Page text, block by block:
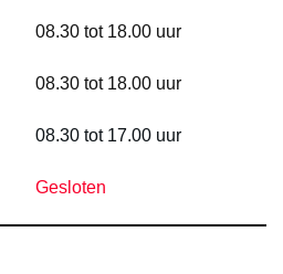
08.30 tot 18.00 uur
08.30 tot 18.00 uur
08.30 tot 17.00 uur
Gesloten